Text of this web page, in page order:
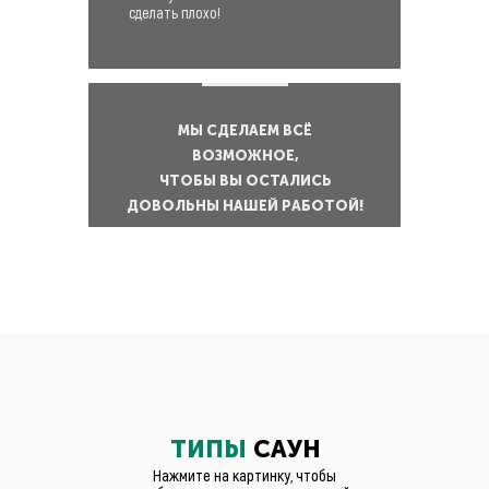
МЫ СДЕЛАЕМ ВСЁ
ВОЗМОЖНОЕ,
ЧТОБЫ ВЫ ОСТАЛИСЬ
ДОВОЛЬНЫ НАШЕЙ РАБОТОЙ!
сделать плохо!
ТИПЫ САУН
Нажмите на картинку, чтобы